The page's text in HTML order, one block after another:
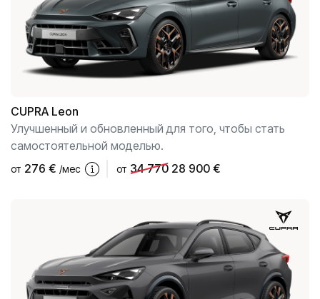
CUPRA Garage un XPENG
ул. Краста, 42
CUPRA, SEAT, MG un mazlietoti auto
Помощь на дороге
CUPRA Leon
Улучшенный и обновленный для того, чтобы стать
самостоятельной моделью.
от 276 € /мес от 34 770 28 900 €